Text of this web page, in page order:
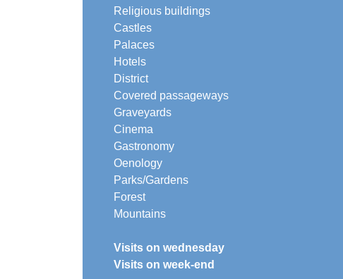
Religious buildings
Castles
Palaces
Hotels
District
Covered passageways
Graveyards
Cinema
Gastronomy
Oenology
Parks/Gardens
Forest
Mountains
Visits on wednesday
Visits on week-end